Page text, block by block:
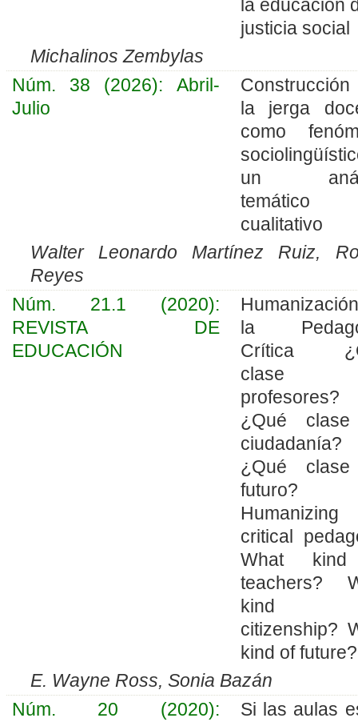
la educación
justicia social
Michalinos Zembylas
Núm. 38 (2026): Abril-
Julio
la jerga
como
un
temático
cualitativo
Walter Leonardo Martínez Ruiz,
Reyes
Núm. 21.1 (2020):
REVISTA DE
EDUCACIÓN
la
Crítica
clase
profesores?
¿Qué
ciudadanía?
¿Qué
Humanizing
critical
What
teachers?
kind
citizenship?
kind of future?
E. Wayne Ross, Sonia Bazán
Núm. 20 (2020):
Si las aulas